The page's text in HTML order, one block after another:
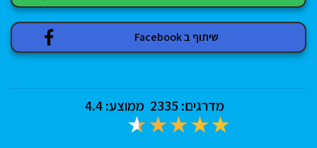
שיתוף ב Facebook
מדרגים: 2335 ממוצע:4.4